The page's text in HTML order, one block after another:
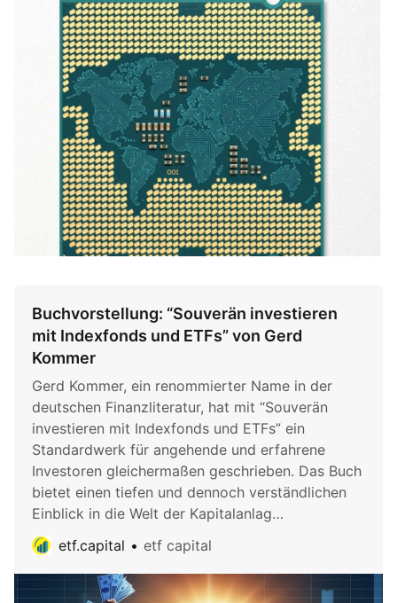
Buchvorstellung: “Souverän investieren
mit Indexfonds und ETFs” von Gerd
Kommer
Gerd Kommer, ein renommierter Name in der
deutschen Finanzliteratur, hat mit “Souverän
investieren mit Indexfonds und ETFs” ein
Standardwerk für angehende und erfahrene
Investoren gleichermaßen geschrieben. Das Buch
bietet einen tiefen und dennoch verständlichen
Einblick in die Welt der Kapitalanlag…
etf.capital
etf capital